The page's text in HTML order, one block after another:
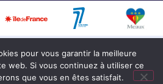
I Politique de confidentialité
pour vous garantir la meilleure
web. Si vous continuez à utiliser ce
que vous en êtes satisfait.